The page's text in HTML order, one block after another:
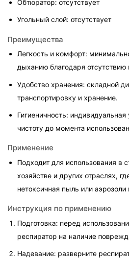
Обтюратор: отсутствует
Угольный слой: отсутствует
Преимущества
Легкость и комфорт:
дыханию благодаря отсутствию
Удобство хранения: складной
транспортировку и хранение.
Гигиеничность:
чистоту до момента
Применение
Подходит для использования в
хозяйстве и других отраслях,
нетоксичная пыль или аэрозоли
Инструкция по применению
Подготовка: перед
респиратор на наличие
Надевание: разверните